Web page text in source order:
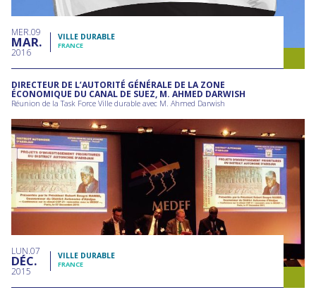
MER 09
MAR
2016
VILLE DURABLE
FRANCE
DIRECTEUR DE L’AUTORITÉ GÉNÉRALE DE LA ZONE
ÉCONOMIQUE DU CANAL DE SUEZ, M. AHMED DARWISH
Réunion de la Task Force Ville durable avec M. Ahmed Darwish
LUN 07
DÉC
2015
VILLE DURABLE
FRANCE